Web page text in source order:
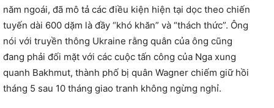
năm ngoái, đã mô tả các điều kiện hiện tại dọc theo chiến
tuyến dài 600 dặm là đầy “khó khăn” và “thách thức”. Ông
nói với truyền thông Ukraine rằng quân của ông cũng
đang phải đối mặt với các cuộc tấn công của Nga xung
quanh Bakhmut, thành phố bị quân Wagner chiếm giữ hồi
tháng 5 sau 10 tháng giao tranh không ngừng nghỉ.